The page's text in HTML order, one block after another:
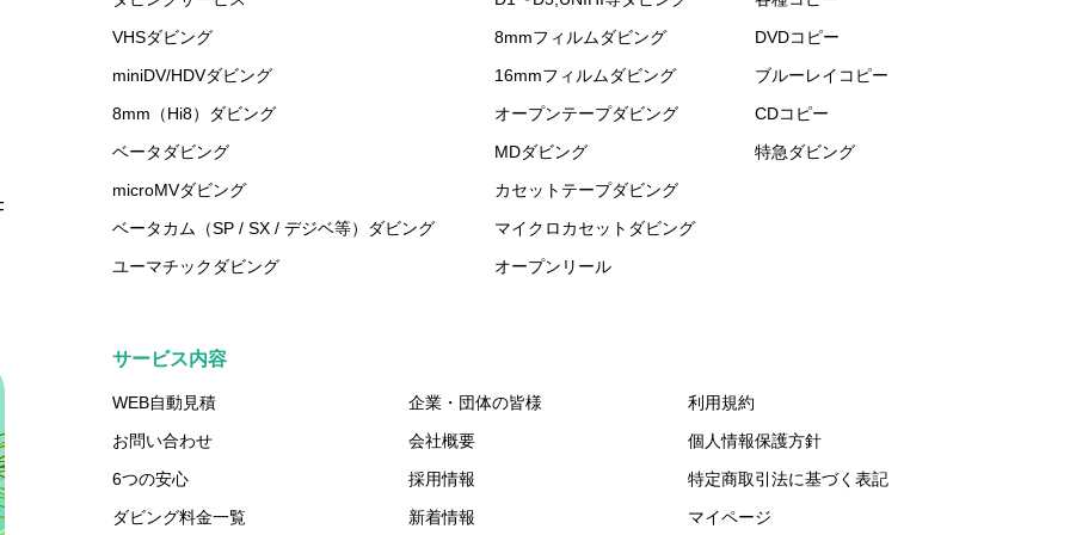
VHSダビング
miniDV/HDVダビング
8mm（Hi8）ダビング
ベータダビング
microMVダビング
ベータカム（SP / SX / デジベ等）ダビング
ユーマチックダビング
8mmフィルムダビング
16mmフィルムダビング
オープンテープダビング
MDダビング
カセットテープダビング
マイクロカセットダビング
オープンリール
DVDコピー
ブルーレイコピー
CDコピー
特急ダビング
サービス内容
WEB自動見積
お問い合わせ
6つの安心
ダビング料金一覧
企業・団体の皆様
会社概要
採用情報
新着情報
利用規約
個人情報保護方針
特定商取引法に基づく表記
マイページ